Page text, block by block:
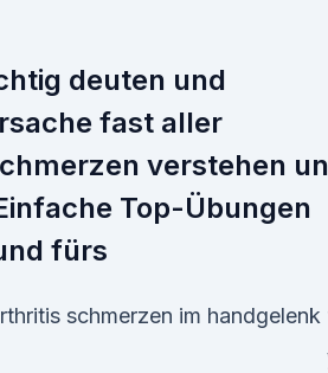
deuten und
fast aller
verstehen
Top-Übungen
fürs